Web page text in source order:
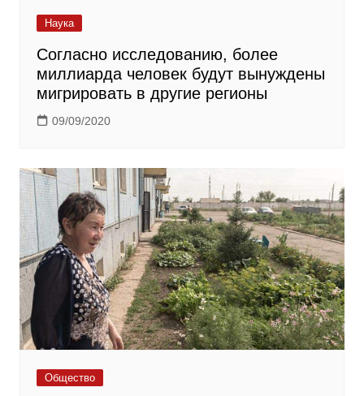
Наука
Согласно исследованию, более
миллиарда человек будут вынуждены
мигрировать в другие регионы
09/09/2020
Общество